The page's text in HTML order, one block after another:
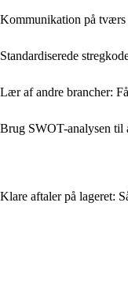
Kommunikation på
Standardiserede
Lær af andre brancher:
Brug SWOT-analysen til
Klare aftaler på lageret: